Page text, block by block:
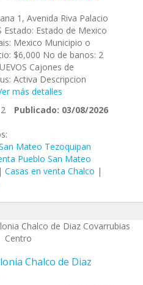
1, Avenida Riva Palacio
Estado: Estado de Mexico
Mexico Municipio o
$6,000 No de banos: 2
Cajones de
Activa Descripcion
más detalles
2 Publicado: 03/08/2026
Mateo Tezoquipan
Pueblo San Mateo
| Casas en venta Chalco |
Chalco de Diaz